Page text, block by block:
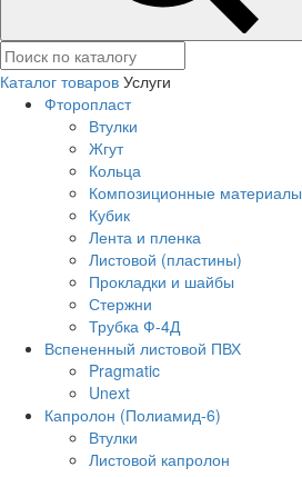
Каталог товаров Услуги
Фторопласт
Втулки
Жгут
Кольца
Композиционные материалы
Кубик
Лента и пленка
Листовой (пластины)
Прокладки и шайбы
Стержни
Трубка Ф-4Д
Вспененный листовой ПВХ
Pragmatic
Unext
Капролон (Полиамид-6)
Втулки
Листовой капролон